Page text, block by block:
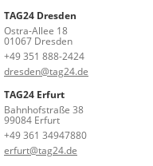
TAG24 Dresden
Ostra-Allee 18
01067 Dresden
+49 351 888-2424
dresden@tag24.de
TAG24 Erfurt
Bahnhofstraße 38
99084 Erfurt
+49 361 34947880
erfurt@tag24.de